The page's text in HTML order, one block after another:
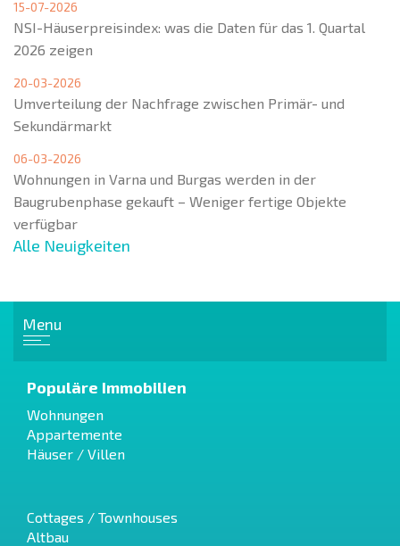
15-07-2026
NSI-Häuserpreisindex: was die Daten für das 1. Quartal
2026 zeigen
20-03-2026
Umverteilung der Nachfrage zwischen Primär- und
Sekundärmarkt
06-03-2026
Wohnungen in Varna und Burgas werden in der
Baugrubenphase gekauft – Weniger fertige Objekte
verfügbar
Alle Neuigkeiten
Menu
Populäre Immobilien
Wohnungen
Appartemente
Häuser / Villen
Cottages / Townhouses
Altbau